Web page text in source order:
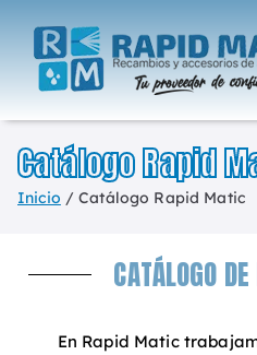
Catálogo Rapid
Inicio Catálogo Rapid Matic
CATÁLOGO
En Rapid Matic